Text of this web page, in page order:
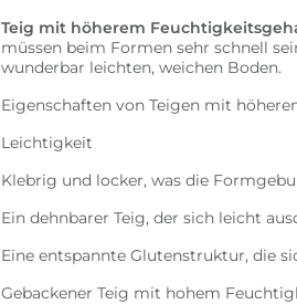
Teig mit höherem
müssen beim Formen sehr schnell
wunderbar leichten, weichen Boden.
Eigenschaften von Teigen mit
Leichtigkeit
Klebrig und locker, was die
Ein dehnbarer Teig, der sich leicht
Eine entspannte Glutenstruktur, die
Gebackener Teig mit hohem